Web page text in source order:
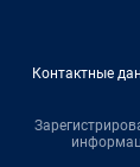
Контактные